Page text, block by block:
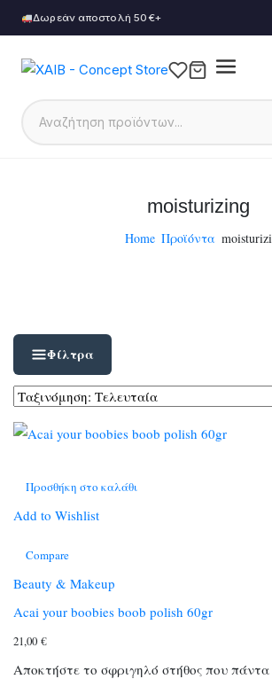
Δωρεάν αποστολή 50€+
moisturizing
Home Προϊόντα
Φίλτρα
Προσθήκη στο καλάθι
Add to Wishlist
Compare
Beauty & Makeup
Acai your boobies boob polish 60gr
21,00 €
Αποκτήστε το σφριγηλό στήθος που